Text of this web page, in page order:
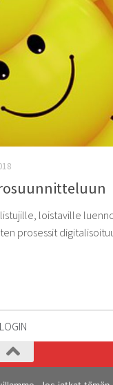
loistaville
prosessit
LOGIN